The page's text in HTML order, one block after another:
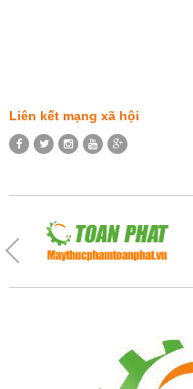
Liên kết mạng xã hội